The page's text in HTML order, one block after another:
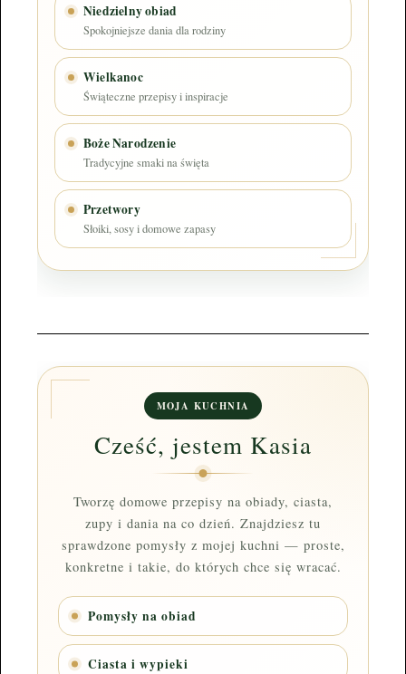
Niedzielny obiad
Spokojniejsze dania dla rodziny
Wielkanoc
Świąteczne przepisy i inspiracje
Boże Narodzenie
Tradycyjne smaki na święta
Przetwory
Słoiki, sosy i domowe zapasy
MOJA KUCHNIA
Cześć, jestem Kasia
Tworzę domowe przepisy na obiady, ciasta,
zupy i dania na co dzień. Znajdziesz tu
sprawdzone pomysły z mojej kuchni — proste,
konkretne i takie, do których chce się wracać.
Pomysły na obiad
Ciasta i wypieki